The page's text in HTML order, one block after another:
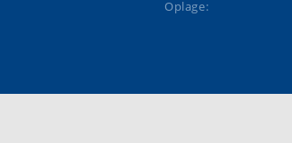
Oplage: